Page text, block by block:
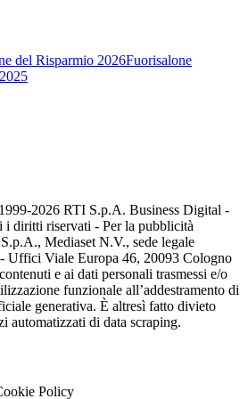
del Risparmio 2026Fuorisalone
2026 RTI S.p.A. Business Digital -
i diritti riservati - Per la pubblicità
Mediaset N.V., sede legale
Uffici Viale Europa 46, 20093 Cologno
e ai dati personali trasmessi e/o
funzionale all’addestramento di
generativa. È altresì fatto divieto
automatizzati di data scraping.
Policy